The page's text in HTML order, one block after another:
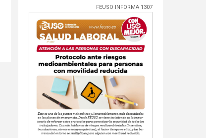
FEUSO INFORMA 1307